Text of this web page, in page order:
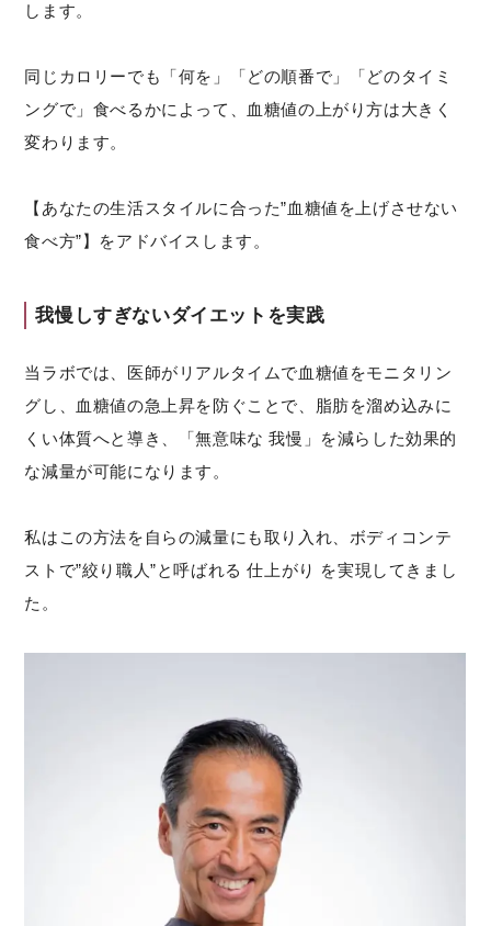
します。
同じカロリーでも「何を」「どの順番で」「どのタイミ
ングで」食べるかによって、血糖値の上がり方は大きく
変わります。
【あなたの生活スタイルに合った”血糖値を上げさせない
食べ方”】をアドバイスします。
我慢しすぎないダイエットを実践
当ラボでは、医師がリアルタイムで血糖値をモニタリン
グし、血糖値の急上昇を防ぐことで、脂肪を溜め込みに
くい体質へと導き、「無意味な 我慢」を減らした効果的
な減量が可能になります。
私はこの方法を自らの減量にも取り入れ、ボディコンテ
ストで”絞り職人”と呼ばれる 仕上がり を実現してきまし
た。